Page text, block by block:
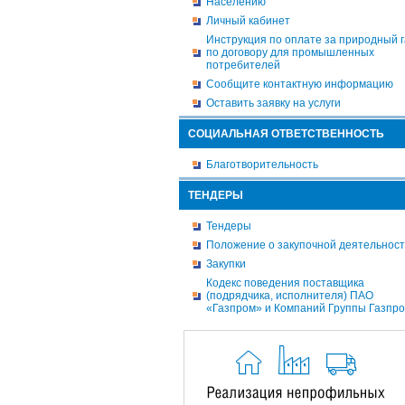
Личный кабинет
Инструкция по оплате за природный
по договору для промышленных
потребителей
Сообщите контактную информацию
Оставить заявку на услуги
СОЦИАЛЬНАЯ ОТВЕТСТВЕННОСТЬ
Благотворительность
ТЕНДЕРЫ
Тендеры
Положение о закупочной
Закупки
Кодекс поведения поставщика
(подрядчика, исполнителя) ПАО
«Газпром» и Компаний Группы